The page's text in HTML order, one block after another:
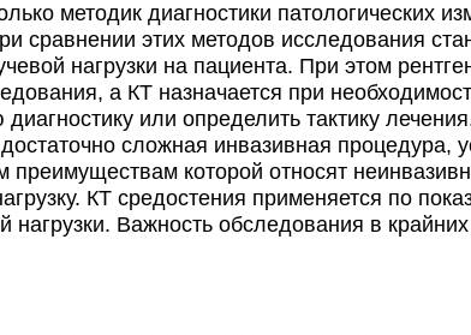
Запись
9180₽
Запись
20995₽
Запись
20995₽
методик диагностики патологических
сравнении этих методов исследования
нагрузки на пациента. При этом
а КТ назначается при
или определить тактику
сложная инвазивная
которой относят
КТ средостения применяется по
Важность обследования в